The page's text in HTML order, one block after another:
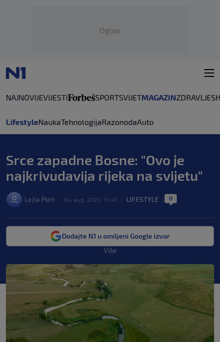
Oglas
NAJNOVIJEVIJESTI SPORTSVIJETMAGAZINZDRAVLJE
LifestyleNaukaTehnologijaRazonodaAuto
Srce zapadne Bosne: "Ovo je
najkrivudavija rijeka na svijetu"
Lejla Pleh 04. aug. 2023. 15:40 LIFESTYLE 0
Dodajte N1 u omiljeni Google izvor
Više